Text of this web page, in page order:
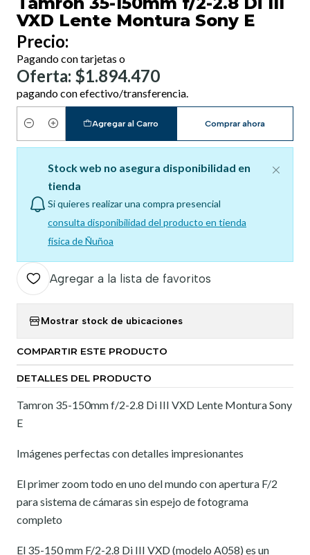
VXD Lente Montura Sony E
Precio:
Pagando con tarjetas o
Oferta: $1.894.470
pagando con efectivo/transferencia.
Cantidad
Agregar al Carro Comprar ahora
Stock web no asegura disponibilidad en
tienda
Si quieres realizar una compra presencial
consulta disponibilidad del producto en tienda
física de Ñuñoa
Agregar a la lista de favoritos
Mostrar stock de ubicaciones
COMPARTIR ESTE PRODUCTO
DETALLES DEL PRODUCTO
Tamron 35-150mm f/2-2.8 Di III VXD Lente Montura Sony
E
Imágenes perfectas con detalles impresionantes
El primer zoom todo en uno del mundo con apertura F/2
para sistema de cámaras sin espejo de fotograma
completo
El 35-150 mm F/2-2.8 Di III VXD (modelo A058) es un